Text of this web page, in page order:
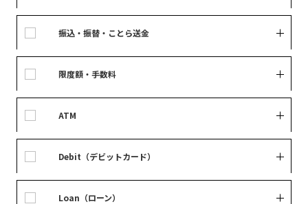
振込・振替・ことら送金
限度額・手数料
ATM
Debit（デビットカード）
Loan（ローン）